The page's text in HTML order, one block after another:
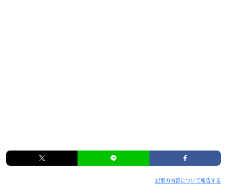
記事の内容について報告する